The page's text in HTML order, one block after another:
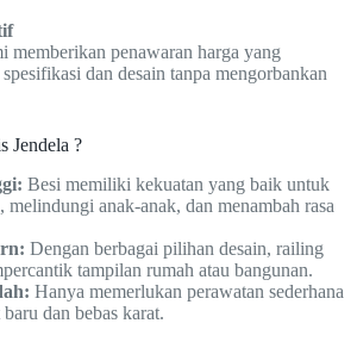
memberikan penawaran harga yang
spesifikasi dan desain tanpa mengorbankan
Jendela ?
Besi memiliki kekuatan yang baik untuk
melindungi anak-anak, dan menambah rasa
Dengan berbagai pilihan desain, railing
tampilan rumah atau bangunan.
Hanya memerlukan perawatan sederhana
dan bebas karat.